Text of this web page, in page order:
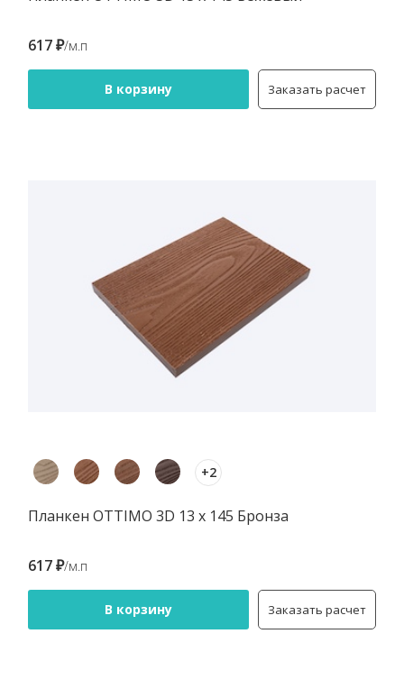
617 ₽/м.п
В корзину Заказать расчет
+2
Планкен OTTIMO 3D 13 х 145 Бронза
617 ₽/м.п
В корзину Заказать расчет